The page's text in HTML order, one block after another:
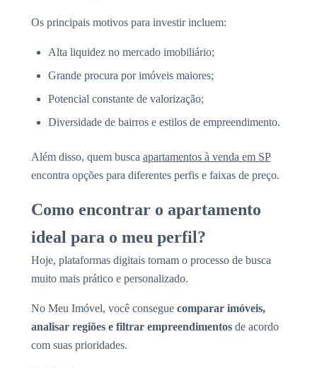
Os principais motivos para investir incluem:
Alta liquidez no mercado imobiliário;
Grande procura por imóveis maiores;
Potencial constante de valorização;
Diversidade de bairros e estilos de empreendimento.
Além disso, quem busca apartamentos à venda em SP
encontra opções para diferentes perfis e faixas de preço.
Como encontrar o apartamento
ideal para o meu perfil?
Hoje, plataformas digitais tornam o processo de busca
muito mais prático e personalizado.
No Meu Imóvel, você consegue comparar imóveis,
analisar regiões e filtrar empreendimentos de acordo
com suas prioridades.